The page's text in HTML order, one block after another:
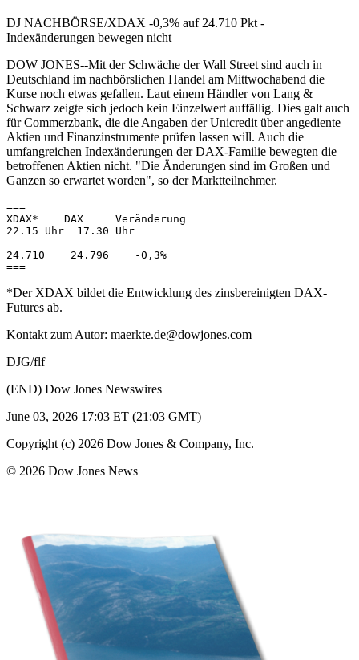
DJ NACHBÖRSE/XDAX -0,3% auf 24.710 Pkt -
Indexänderungen bewegen nicht
DOW JONES--Mit der Schwäche der Wall Street sind auch in
Deutschland im nachbörslichen Handel am Mittwochabend die
Kurse noch etwas gefallen. Laut einem Händler von Lang &
Schwarz zeigte sich jedoch kein Einzelwert auffällig. Dies galt auch
für Commerzbank, die die Angaben der Unicredit über angediente
Aktien und Finanzinstrumente prüfen lassen will. Auch die
umfangreichen Indexänderungen der DAX-Familie bewegten die
betroffenen Aktien nicht. "Die Änderungen sind im Großen und
Ganzen so erwartet worden", so der Marktteilnehmer.
===
XDAX*    DAX     Veränderung
22.15 Uhr  17.30 Uhr
24.710    24.796    -0,3%
*Der XDAX bildet die Entwicklung des zinsbereinigten DAX-
Futures ab.
Kontakt zum Autor: maerkte.de@dowjones.com
DJG/flf
(END) Dow Jones Newswires
June 03, 2026 17:03 ET (21:03 GMT)
Copyright (c) 2026 Dow Jones & Company, Inc.
© 2026 Dow Jones News